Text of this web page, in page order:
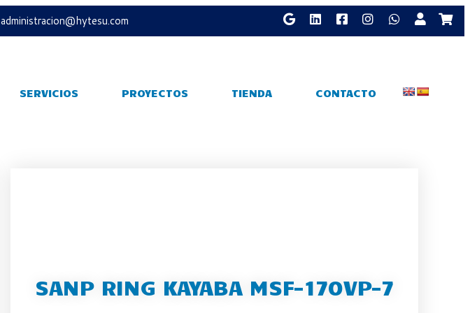
administracion@hytesu.com
SERVICIOS PROYECTOS TIENDA CONTACTO
SANP RING KAYABA MSF-170VP-7